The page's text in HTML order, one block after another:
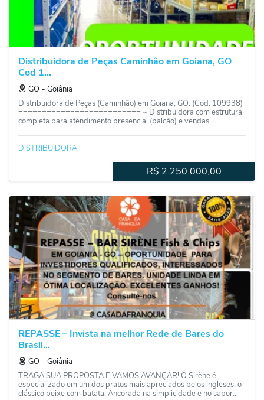
Distribuidora de Peças Caminhão em Goiana, GO
Cod 1...
GO ‐ Goiânia
Distribuidora de Peças (Caminhão) em Goiana, GO. (Cod. 109938)
========================== ~ Distribuidora com estrutura
completa para atendimento presencial (balcão) e vendas...
DISTRIBUIDORA
R$ 2.250.000,00
REPASSE – Invista na melhor Rede de Bares do
Brasil...
GO ‐ Goiânia
TRAGA SUA PROPOSTA E VAMOS AVANÇAR! O Sirène é
especializado em um dos pratos mais apreciados pelos ingleses: o
clássico peixe com batata. Ancorada na simplicidade e no sabor...